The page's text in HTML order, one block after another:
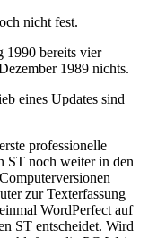
nicht fest.
1990 bereits vier
1989 nichts.
eines Updates sind
professionelle
ST noch weiter in den
zur Texterfassung
WordPerfect auf
ST entscheidet. Wird